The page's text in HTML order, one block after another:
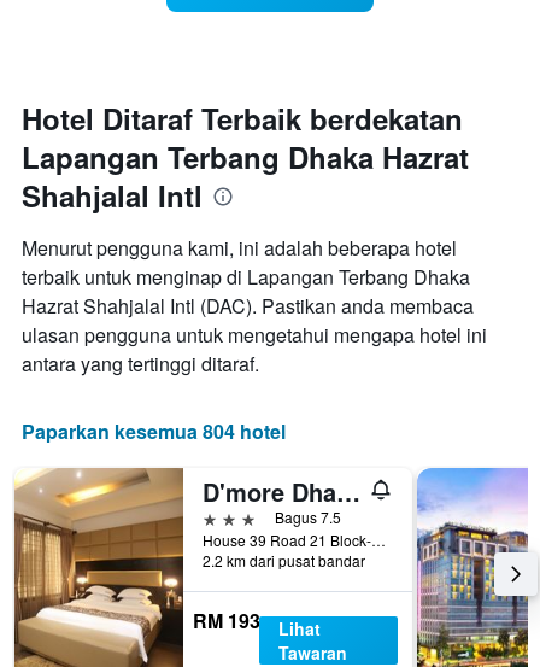
X
yang
memaparkan
bilangan
sebelum
penginapan
Carta
mempunyai
1
paksi
memaparkan
harga
purata
bilik
Hotel Ditaraf Terbaik berdekatan
Lapangan Terbang Dhaka Hazrat
Shahjalal Intl
Menurut pengguna kami, ini adalah beberapa hotel
terbaik untuk menginap di Lapangan Terbang Dhaka
Hazrat Shahjalal Intl (DAC). Pastikan anda membaca
ulasan pengguna untuk mengetahui mengapa hotel ini
antara yang tertinggi ditaraf.
Paparkan kesemua 804 hotel
D'more Dhaka Hotel & Resort
3 bintangBagus 7.5
House 39 Road 21 Block-b Banani, Dhaka, Bangladesh
2.2 km dari pusat bandar
RM 193
Lihat
Tawaran